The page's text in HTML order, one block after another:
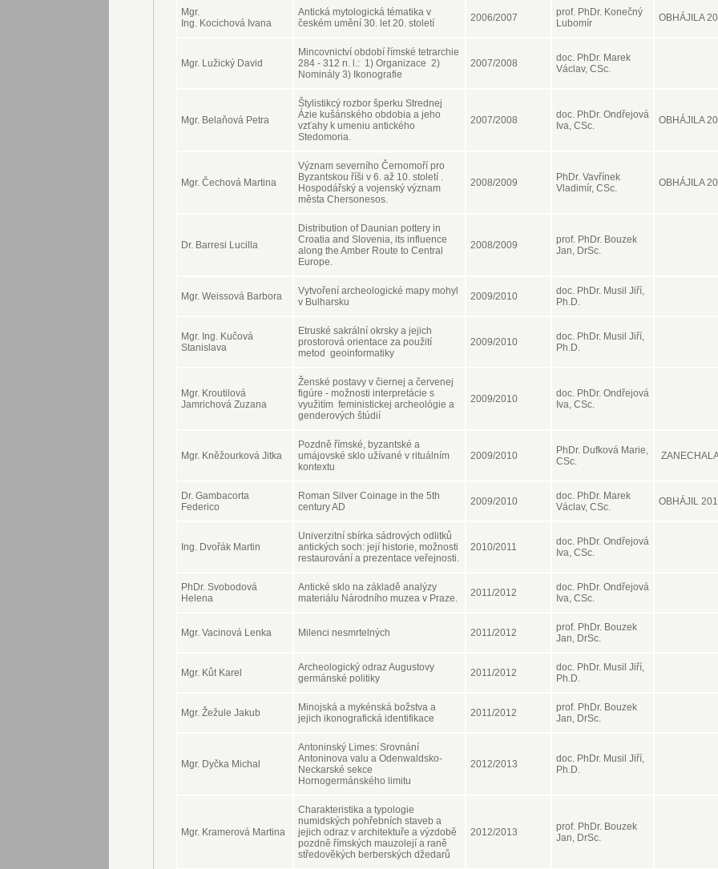
Mgr.
Ing. Kocichová Ivana
Antická mytologická tématika v
českém umění 30. let 20. století
2006/2007
prof. PhDr. Konečný
Lubomír
OBHÁJILA
Mgr. Lužický David
Mincovnictví období římské tetrarchie
284 - 312 n. l.: 1) Organizace 2)
Nominály 3) Ikonografie
2007/2008
doc. PhDr. Marek
Václav, CSc.
Mgr. Belaňová Petra
Štylistikcý rozbor šperku Strednej
Ázie kušánského obdobia a jeho
vzťahy k umeniu antického
Stedomoria.
2007/2008
doc. PhDr. Ondřejová
Iva, CSc.
OBHÁJILA
Mgr. Čechová Martina
Význam severního Černomoří pro
Byzantskou říši v 6. až 10. století .
Hospodářský a vojenský význam
města Chersonesos.
2008/2009
PhDr. Vavřínek
Vladimír, CSc.
OBHÁJILA
Dr. Barresi Lucilla
Distribution of Daunian pottery in
Croatia and Slovenia, its influence
along the Amber Route to Central
Europe.
2008/2009
prof. PhDr. Bouzek
Jan, DrSc.
Mgr. Weissová Barbora
Vytvoření archeologické mapy mohyl
v Bulharsku
2009/2010
doc. PhDr. Musil Jiří,
Ph.D.
Mgr. Ing. Kučová
Stanislava
Etruské sakrální okrsky a jejich
prostorová orientace za použití
metod geoinformatiky
2009/2010
doc. PhDr. Musil Jiří,
Ph.D.
Mgr. Kroutilová
Jamrichová Zuzana
Ženské postavy v čiernej a červenej
figúre - možnosti interpretácie s
využitím feministickej archeológie a
genderových štúdií
2009/2010
doc. PhDr. Ondřejová
Iva, CSc.
Mgr. Kněžourková Jitka
Pozdně římské, byzantské a
umájovské sklo užívané v rituálním
kontextu
2009/2010
PhDr. Dufková Marie,
CSc.
Dr. Gambacorta
Federico
Roman Silver Coinage in the 5th
century AD
2009/2010
doc. PhDr. Marek
Václav, CSc.
OBHÁJIL
Ing. Dvořák Martin
Univerzitní sbírka sádrových odlitků
antických soch: její historie, možnosti
restaurování a prezentace veřejnosti.
2010/2011
doc. PhDr. Ondřejová
Iva, CSc.
PhDr. Svobodová
Helena
Antické sklo na základě analýzy
materiálu Národního muzea v Praze.
2011/2012
doc. PhDr. Ondřejová
Iva, CSc.
Mgr. Vacinová Lenka Milenci nesmrtelných 2011/2012
prof. PhDr. Bouzek
Jan, DrSc.
Mgr. Kůt Karel
Archeologický odraz Augustovy
germánské politiky
2011/2012
doc. PhDr. Musil Jiří,
Ph.D.
Mgr. Žežule Jakub
Minojská a mykénská božstva a
jejich ikonografická identifikace
2011/2012
prof. PhDr. Bouzek
Jan, DrSc.
Mgr. Dyčka Michal
Antoninský Limes: Srovnání
Antoninova valu a Odenwaldsko-
Neckarské sekce
Hornogermánského limitu
2012/2013
doc. PhDr. Musil Jiří,
Ph.D.
Mgr. Kramerová Martina
Charakteristika a typologie
numidských pohřebních staveb a
jejich odraz v architektuře a výzdobě
pozdně římských mauzolejí a raně
středověkých berberských džedarů
2012/2013
prof. PhDr. Bouzek
Jan, DrSc.